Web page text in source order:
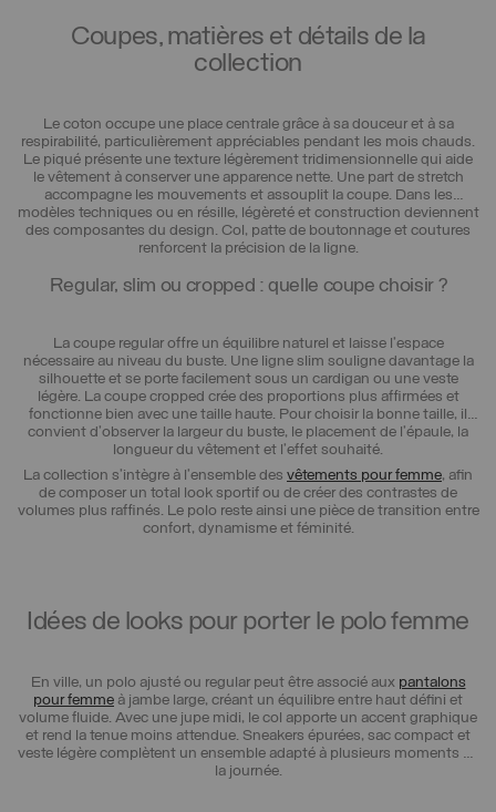
Coupes, matières et détails de la
collection
Le coton occupe une place centrale grâce à sa douceur et à sa
respirabilité, particulièrement appréciables pendant les mois chauds.
Le piqué présente une texture légèrement tridimensionnelle qui aide
le vêtement à conserver une apparence nette. Une part de stretch
accompagne les mouvements et assouplit la coupe. Dans les
modèles techniques ou en résille, légèreté et construction deviennent
des composantes du design. Col, patte de boutonnage et coutures
renforcent la précision de la ligne.
Regular, slim ou cropped : quelle coupe choisir ?
La coupe regular offre un équilibre naturel et laisse l’espace
nécessaire au niveau du buste. Une ligne slim souligne davantage la
silhouette et se porte facilement sous un cardigan ou une veste
légère. La coupe cropped crée des proportions plus affirmées et
fonctionne bien avec une taille haute. Pour choisir la bonne taille, il
convient d’observer la largeur du buste, le placement de l’épaule, la
longueur du vêtement et l’effet souhaité.
La collection s’intègre à l’ensemble des vêtements pour femme, afin
de composer un total look sportif ou de créer des contrastes de
volumes plus raffinés. Le polo reste ainsi une pièce de transition entre
confort, dynamisme et féminité.
Idées de looks pour porter le polo femme
En ville, un polo ajusté ou regular peut être associé aux pantalons
pour femme à jambe large, créant un équilibre entre haut défini et
volume fluide. Avec une jupe midi, le col apporte un accent graphique
et rend la tenue moins attendue. Sneakers épurées, sac compact et
veste légère complètent un ensemble adapté à plusieurs moments de
la journée.